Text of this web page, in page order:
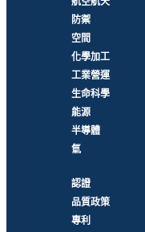
防禦
空間
化學加工
工業營運
生命科學
能源
半導體
氫
認證
品質政策
專利